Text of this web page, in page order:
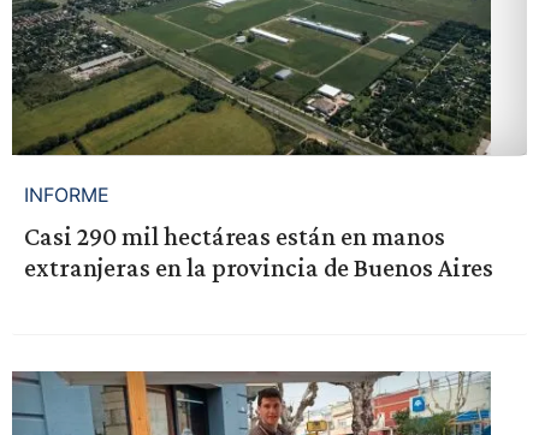
INFORME
Casi 290 mil hectáreas están en manos
extranjeras en la provincia de Buenos Aires